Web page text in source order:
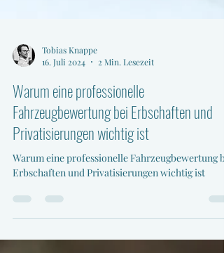
16. Juli 2024
2 Min. Lesezeit
Warum eine professionelle
Fahrzeugbewertung bei Erbschaften und
Privatisierungen wichtig ist
Erbschaften und Privatisierungen wichtig ist